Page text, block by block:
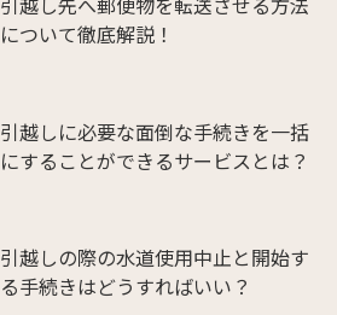
引越し先へ郵便物を転送させる方法
について徹底解説！
引越しに必要な面倒な手続きを一括
にすることができるサービスとは？
引越しの際の水道使用中止と開始す
る手続きはどうすればいい？